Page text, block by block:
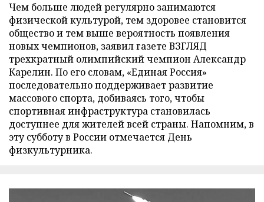
Чем больше людей регулярно занимаются
физической культурой, тем здоровее становится
общество и тем выше вероятность появления
новых чемпионов, заявил газете ВЗГЛЯД
трехкратный олимпийский чемпион Александр
Карелин. По его словам, «Единая Россия»
последовательно поддерживает развитие
массового спорта, добиваясь того, чтобы
спортивная инфраструктура становилась
доступнее для жителей всей страны. Напомним, в
эту субботу в России отмечается День
физкультурника.